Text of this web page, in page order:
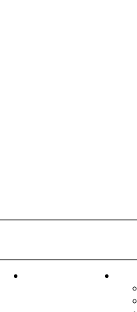
Детская фантазия